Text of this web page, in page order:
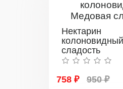
Нектарин
сладость
758 ₽ 950 ₽